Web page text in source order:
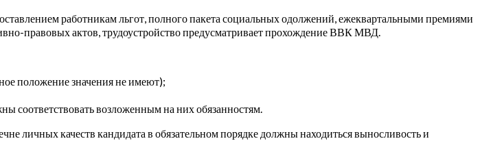
работникам льгот, полного пакета социальных одолжений, ежеквартальными премиями
правовых актов, трудоустройство предусматривает прохождение ВВК МВД.
положение значения не имеют);
соответствовать возложенным на них обязанностям.
личных качеств кандидата в обязательном порядке должны находиться выносливость и